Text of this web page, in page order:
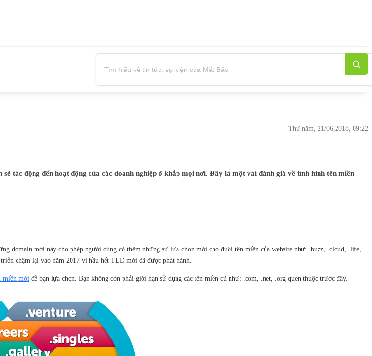
Thứ năm, 21/06,2018, 09:22
tác động đến hoạt động của các doanh nghiệp ở khắp mọi nơi. Đây là một vài đánh giá về tình hình tên miền
domain mới này cho phép người dùng có thêm những sự lựa chọn mới cho đuôi tên miền của website như: .buzz, .cloud, .life,…
chậm lại vào năm 2017 vì hầu hết TLD mới đã được phát hành.
miền mới để bạn lựa chọn. Bạn không còn phải giới hạn sử dụng các tên miền cũ như: .com, .net, .org quen thuộc trước đây.